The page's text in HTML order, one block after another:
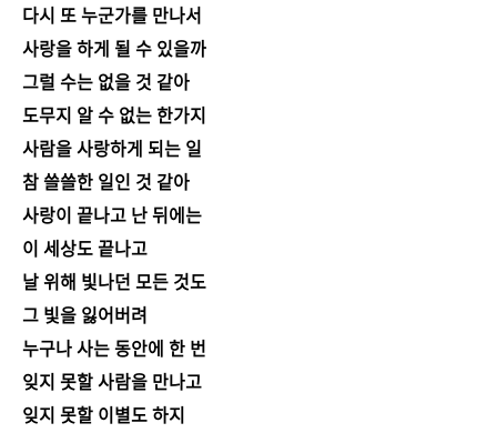
다시 또 누군가를 만나서
사랑을 하게 될 수 있을까
그럴 수는 없을 것 같아
도무지 알 수 없는 한가지
사람을 사랑하게 되는 일
참 쓸쓸한 일인 것 같아
사랑이 끝나고 난 뒤에는
이 세상도 끝나고
날 위해 빛나던 모든 것도
그 빛을 잃어버려
누구나 사는 동안에 한 번
잊지 못할 사람을 만나고
잊지 못할 이별도 하지